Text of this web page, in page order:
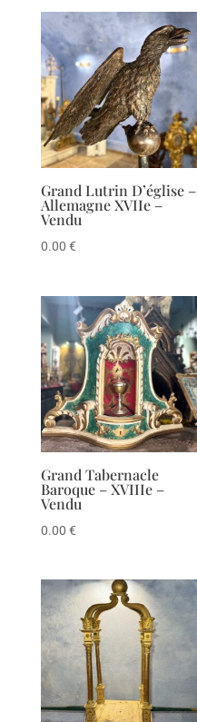
Grand Lutrin D’église –
Allemagne XVIIe –
Vendu
0.00 €
Grand Tabernacle
Baroque – XVIIIe –
Vendu
0.00 €